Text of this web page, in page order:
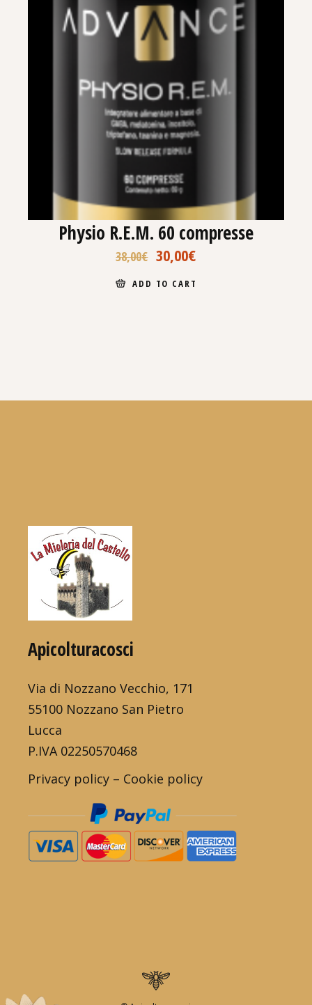
Physio R.E.M. 60 compresse
38,00€ 30,00€
ADD TO CART
Apicolturacosci
Via di Nozzano Vecchio, 171
55100 Nozzano San Pietro
Lucca
P.IVA 02250570468
Privacy policy – Cookie policy